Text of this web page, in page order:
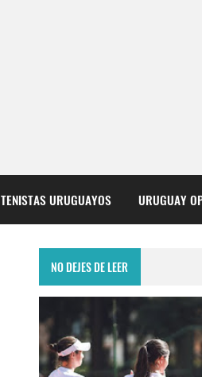
TENISTAS URUGUAYOS URUGUAY
NO DEJES DE LEER